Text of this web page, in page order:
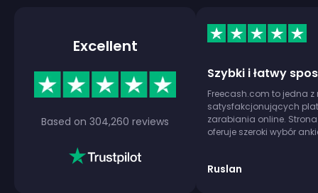
Excellent
Based on 304,260 reviews
Szybki i łatwy
Freecash.com to jedna
satysfakcjonujących
zarabiania online.
oferuje szeroki wybór
sprawiają, że jest to
Ruslan